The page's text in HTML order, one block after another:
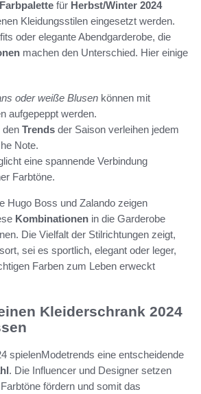
Farbpalette für Herbst/Winter 2024
Kleidungsstilen eingesetzt werden.
oder elegante Abendgarderobe, die
machen den Unterschied. Hier einige
oder weiße Blusen können mit
aufgepeppt werden.
den Trends der Saison verleihen jedem
Note.
eine spannende Verbindung
Farbtöne.
Hugo Boss und Zalando zeigen
Kombinationen in die Garderobe
Die Vielfalt der Stilrichtungen zeigt,
sei es sportlich, elegant oder leger,
Farben zum Leben erweckt
Kleiderschrank 2024
spielenModetrends eine entscheidende
. Die Influencer und Designer setzen
fördern und somit das